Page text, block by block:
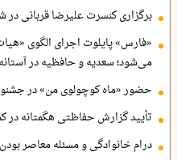
برگزاری کنسرت علیرضا قربانی در
«فارس» پایلوت اجرای الگوی
می‌شود؛ سعدیه و حافظیه در
حضور «ماه کوچولوی من» در
تأیید گزارش حفاظتی هگمتانه در
درام خانوادگی و مسئله معاصر بودن